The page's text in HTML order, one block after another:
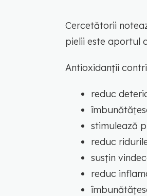
Cercetătorii
pielii este aportul
Antioxidanții
reduc
stimulează
reduc
susțin
reduc